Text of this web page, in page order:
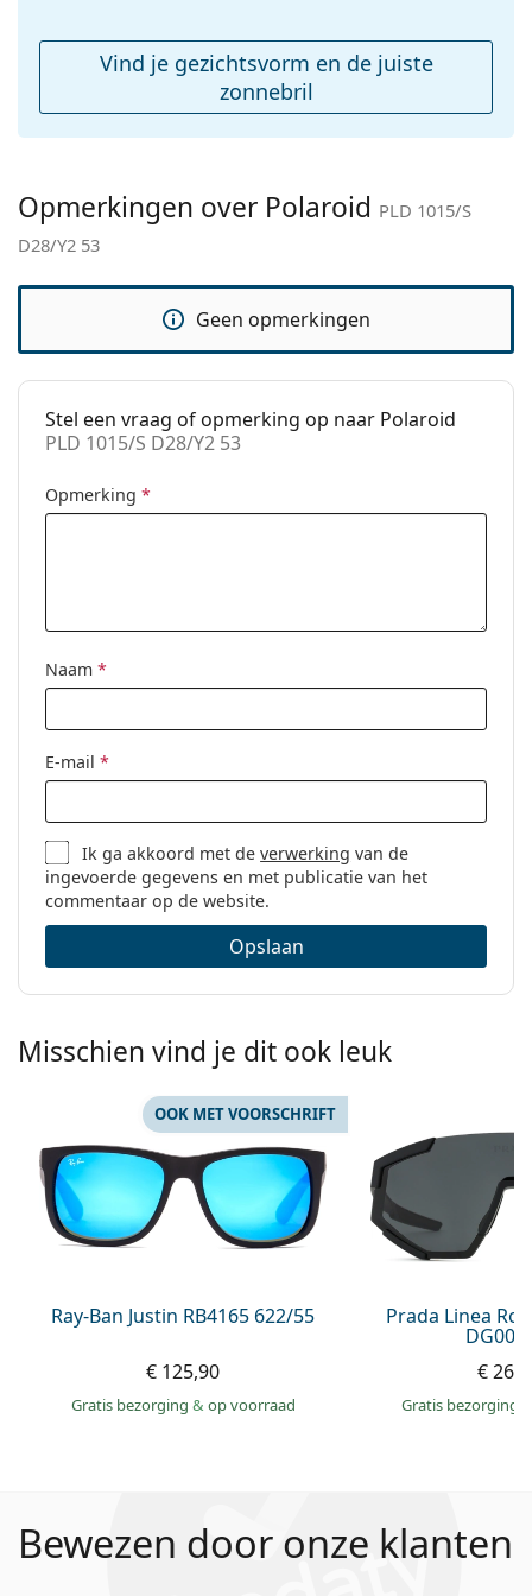
Reinigingsdoekje:
Ja
Merk:
Polaroid
Functie:
Code:
PLD 1015/S D28/Y2 53
beschikbaar:
Ja
Vind je gezichtsvorm en de juiste
zonnebril
Opmerkingen over Polaroid PLD 1015/S
D28/Y2 53
Geen opmerkingen
Stel een vraag of opmerking op naar Polaroid
PLD 1015/S D28/Y2 53
Opmerking *
Naam *
E-mail *
Ik ga akkoord met deverwerking van de
ingevoerde gegevens en met publicatie van het
commentaar op de website.
Opslaan
Misschien vind je dit ook leuk
Ray-Ban Justin RB4165 622/55
OOK MET VOORSCHRIFT
€ 125,90
Gratis bezorging & op voorraad
Prada Linea
€
Gratis bezorging
Bewezen door onze klanten